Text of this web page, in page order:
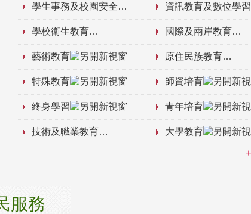
學生事務及校園安全 資訊教育及數位學習
學校衛生教育 國際及兩岸教育
藝術教育 原住民族教育
特殊教育 師資培育
終身學習 青年培育
技術及職業教育 大學教育
服務